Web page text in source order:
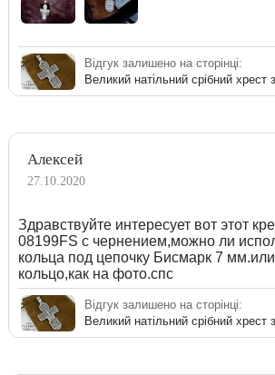
Відгук залишено на сторінці:
Великий натільний срібний хрест
Алексей
27.10.2020
Здравствуйте интересует вот этот
08199FS с чернением,можно ли
кольца под цепочку Бисмарк 7
кольцо,как на фото.спс
Відгук залишено на сторінці:
Великий натільний срібний хрест